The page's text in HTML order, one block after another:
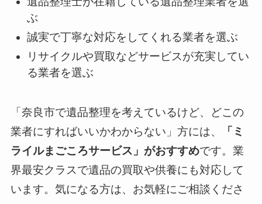
ぶ
誠実で丁寧な対応をしてくれる業者を選ぶ
リサイクルや買取などサービスが充実してい
る業者を選ぶ
「奈良市で遺品整理を考えているけど、どこの
業者にすればいいかわからない」方には、
「ミ
ライルまごころサービス」がおすすめです。業
界最安クラスで遺品の買取や供養にも対応して
います。気になる方は、お気軽にご相談くださ